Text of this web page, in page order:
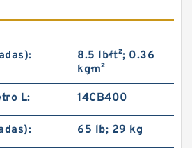
8.5 lb·ft²; 0.36
kg·m²
L: 14CB400
65 lb; 29 kg